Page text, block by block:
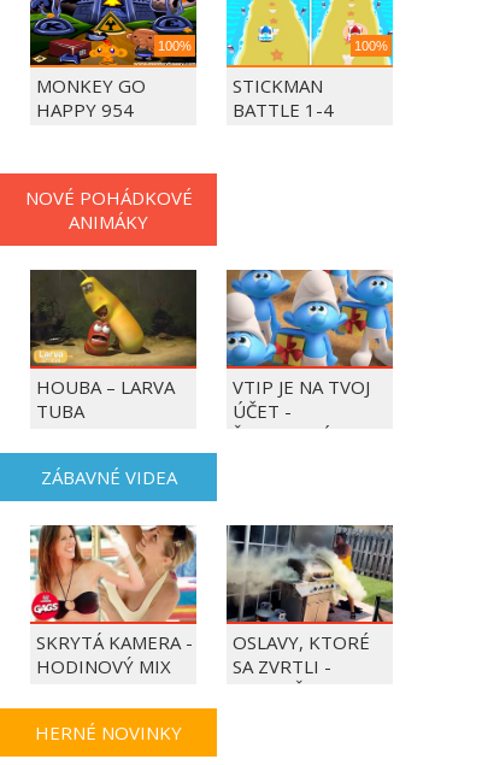
100%
MONKEY GO
HAPPY 954
100%
STICKMAN
BATTLE 1-4
NOVÉ POHÁDKOVÉ
ANIMÁKY
HOUBA – LARVA
TUBA
VTIP JE NA TVOJ
ÚČET -
ŠMOULOVÉ
ZÁBAVNÉ VIDEA
SKRYTÁ KAMERA -
HODINOVÝ MIX
OSLAVY, KTORÉ
SA ZVRTLI -
NAJLEPŠIE
HERNÉ NOVINKY